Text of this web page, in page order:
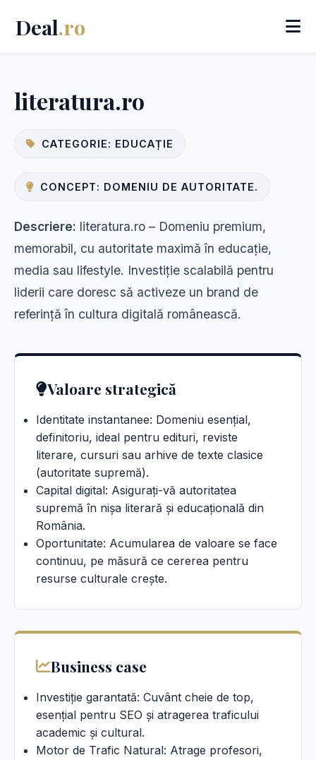
Deal.ro
literatura.ro
CATEGORIE: EDUCAȚIE
CONCEPT: DOMENIU DE AUTORITATE.
Descriere: literatura.ro – Domeniu premium,
memorabil, cu autoritate maximă în educație,
media sau lifestyle. Investiție scalabilă pentru
liderii care doresc să activeze un brand de
referință în cultura digitală românească.
Valoare strategică
Identitate instantanee: Domeniu esențial,
definitoriu, ideal pentru edituri, reviste
literare, cursuri sau arhive de texte clasice
(autoritate supremă).
Capital digital: Asigurați-vă autoritatea
supremă în nișa literară și educațională din
România.
Oportunitate: Acumularea de valoare se face
continuu, pe măsură ce cererea pentru
resurse culturale crește.
Business case
Investiție garantată: Cuvânt cheie de top,
esențial pentru SEO și atragerea traficului
academic și cultural.
Motor de Trafic Natural: Atrage profesori,